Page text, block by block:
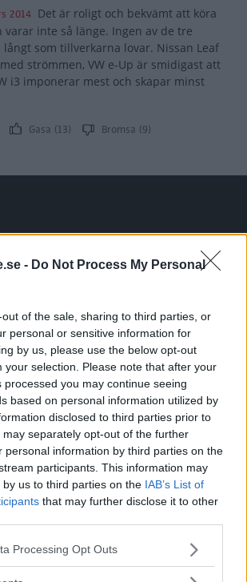
- Do Not Process My Personal
of the sale, sharing to third parties, or
personal or sensitive information for
by us, please use the below opt-out
your selection. Please note that after your
processed you may continue seeing
based on personal information utilized by
disclosed to third parties prior to
separately opt-out of the further
personal information by third parties on the
participants. This information may
us to third parties on the IAB’s List of
that may further disclose it to other
website/app uses one or more Google
visit or usage behaviour. You may click to
Processing Opt Outs
2014 Det är roligt och bekvämt att köra
varar inte så länge. Ingen av de tre
som tillverkarna lovar. Nissan Leaf
strömmen, VW e-Up är smidigast att
i3 imponerar mest och skapar minst
Gasa (13) Bromsa (9)
i kombiklassen – blir omkörd
av en besvärande nackdel.